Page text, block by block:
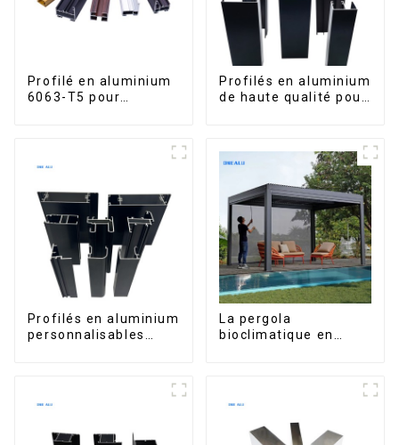
Profilé en aluminium
6063-T5 pour
Profilés en aluminium
de haute qualité pour
Profilés en aluminium
personnalisables
La pergola
bioclimatique en
une utilisation sur